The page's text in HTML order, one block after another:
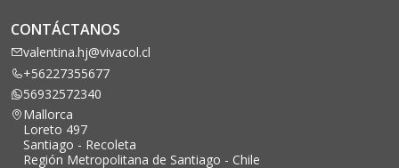
CONTÁCTANOS
valentina.hj@vivacol.cl
+56227355677
56932572340
Mallorca
Loreto 497
Santiago - Recoleta
Región Metropolitana de Santiago - Chile